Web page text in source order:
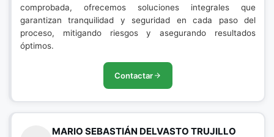
comprobada, ofrecemos soluciones integrales que
garantizan tranquilidad y seguridad en cada paso del
proceso, mitigando riesgos y asegurando resultados
óptimos.
Contactar
MARIO SEBASTIÁN DELVASTO TRUJILLO